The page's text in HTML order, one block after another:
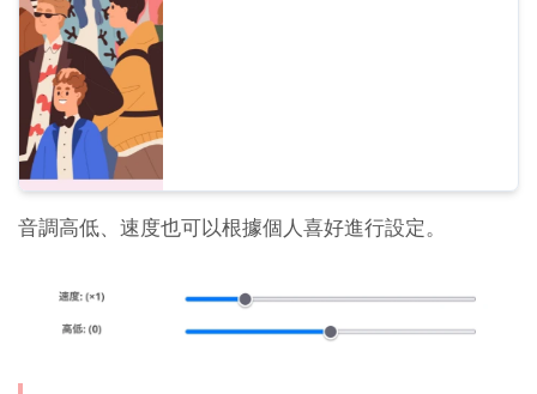
音調高低、速度也可以根據個人喜好進行設定。